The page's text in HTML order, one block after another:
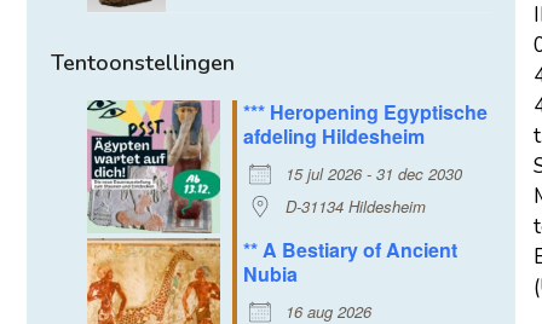
Tentoonstellingen
*** Heropening Egyptische
afdeling Hildesheim
15 jul 2026 - 31 dec 2030
D-31134 Hildesheim
** A Bestiary of Ancient
Nubia
16 aug 2026